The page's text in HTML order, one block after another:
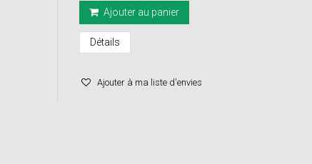
Ajouter au panier
Détails
Ajouter à ma liste d'envies